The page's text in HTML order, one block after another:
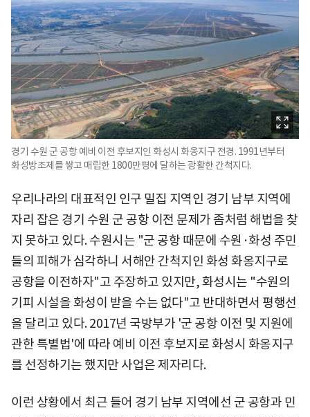
경기 수원 군 공항 예비 이전 후보지인 화성시 화옹지구 전경. 1991년부터
화성방조제를 쌓고 매립한 1800만평에 달하는 광활한 간척지다.
우리나라의 대표적인 인구 밀집 지역인 경기 남부 지역에
자리 잡은 경기 수원 군 공항 이전 문제가 좀처럼 해법을 찾
지 못하고 있다. 수원시는 "군 공항 때문에 수원·화성 주민
들의 피해가 심각하니 서해안 간척지인 화성 화옹지구로
공항을 이전하자"고 주장하고 있지만, 화성시는 "수원의
기피 시설을 화성이 받을 수는 없다"고 반대하면서 평행선
을 달리고 있다. 2017년 국방부가 '군 공항 이전 및 지원에
관한 특별법'에 따라 예비 이전 후보지로 화성시 화옹지구
를 선정하기는 했지만 사업은 제자리다.
이런 상황에서 최근 들어 경기 남부 지역에선 군 공항과 민